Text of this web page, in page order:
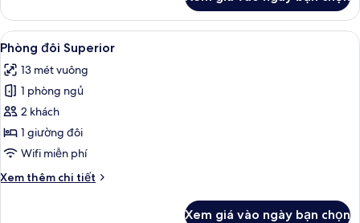
Phòng
đôi
Tiêu
chuẩn
Xem
tất
cả
ảnh
Phòng
đôi
Superior
Phòng đôi Superior | Bàn, phòng
9
Phòng đôi Superior
13 mét vuông
1 phòng ngủ
2 khách
1 giường đôi
Wifi miễn phí
Xem thêm chi tiết
Chi
Xem giá vào ngày bạn chọn